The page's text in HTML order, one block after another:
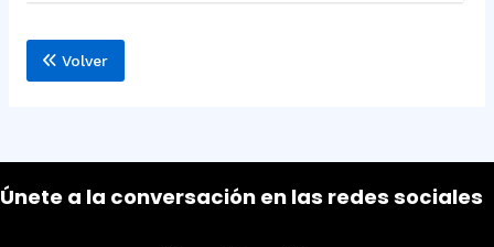
Volver
Únete a la conversación en las redes sociales